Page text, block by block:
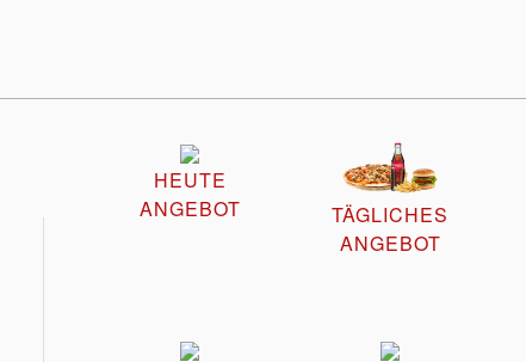
HEUTE
ANGEBOT
TÄGLICHES
ANGEBOT